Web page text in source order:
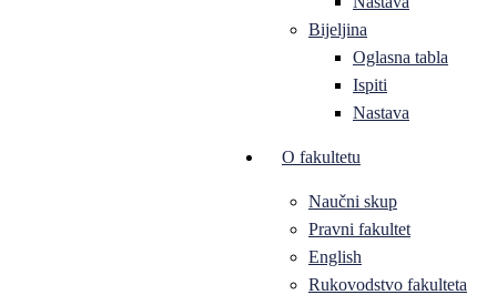
Bijeljina
Oglasna tabla
Ispiti
Nastava
O fakultetu
Naučni skup
Pravni fakultet
English
Rukovodstvo fakulteta